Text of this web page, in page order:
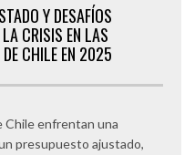
Y DESAFÍOS
CRISIS EN LAS
CHILE EN 2025
Chile enfrentan una
presupuesto ajustado,